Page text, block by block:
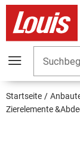
Startseite
Zierelemente